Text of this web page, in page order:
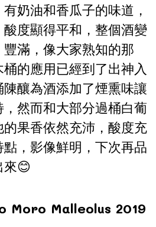
奶油和香瓜子的味道，
度顯得平和，整個酒變
滿，像大家熟知的那
的應用已經到了出神入
釀為酒添加了煙熏味讓
然而和大部分過桶白葡
果香依然充沛，酸度充
，影像鮮明，下次再品
來😊
Moro Malleolus 2019